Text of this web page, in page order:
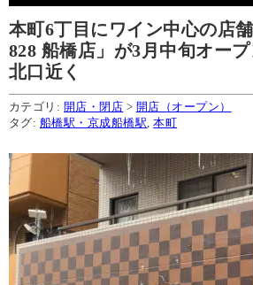
本町6丁目にワイン中心の店
828 船橋店」が3月中旬オー
北口近く
カテゴリ: 開店・閉店 > 開店（オープン）
タグ: 船橋駅・京成船橋駅 ,本町